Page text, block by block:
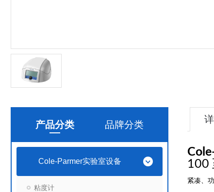
产品分类 品牌分类
Cole-Parmer实验室设备
粘度计
100
紧凑、